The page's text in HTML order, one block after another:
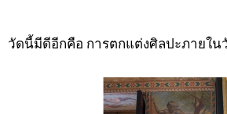
วัดนี้มีดีอีกคือ การตกแต่งศิลปะภายใน